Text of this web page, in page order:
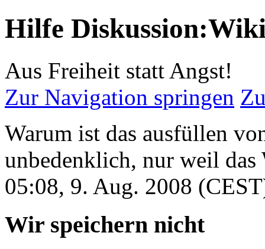
Hilfe
Aus Freiheit statt Angst!
Zur Navigation springen
Warum ist das ausfüllen
unbedenklich, nur weil
05:08, 9. Aug. 2008
Wir speichern nicht